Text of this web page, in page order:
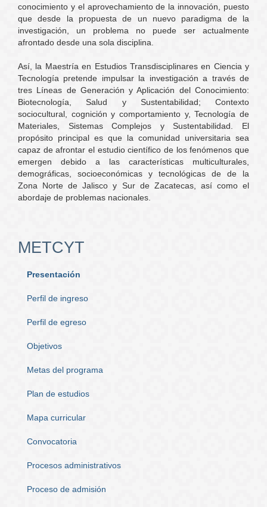
conocimiento y el aprovechamiento de la innovación, puesto
que desde la propuesta de un nuevo paradigma de la
investigación, un problema no puede ser actualmente
afrontado desde una sola disciplina.
Así, la Maestría en Estudios Transdisciplinares en Ciencia y
Tecnología pretende impulsar la investigación a través de
tres Líneas de Generación y Aplicación del Conocimiento:
Biotecnología, Salud y Sustentabilidad; Contexto
sociocultural, cognición y comportamiento y, Tecnología de
Materiales, Sistemas Complejos y Sustentabilidad. El
propósito principal es que la comunidad universitaria sea
capaz de afrontar el estudio científico de los fenómenos que
emergen debido a las características multiculturales,
demográficas, socioeconómicas y tecnológicas de de la
Zona Norte de Jalisco y Sur de Zacatecas, así como el
abordaje de problemas nacionales.
METCYT
Presentación
Perfil de ingreso
Perfil de egreso
Objetivos
Metas del programa
Plan de estudios
Mapa curricular
Convocatoria
Procesos administrativos
Proceso de admisión